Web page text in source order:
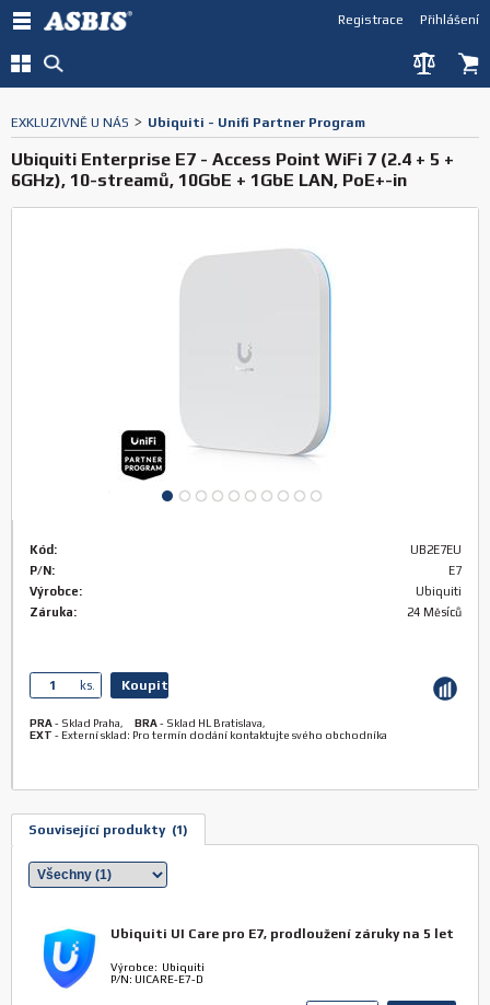
Přihlášení
Registrace
EXKLUZIVNĚ U NÁS > Ubiquiti - Unifi Partner Program
Ubiquiti Enterprise E7 - Access Point WiFi 7 (2.4 + 5 +
6GHz), 10-streamů, 10GbE + 1GbE LAN, PoE+-in
Kód:
UB2E7EU
P/N:
E7
Výrobce:
Ubiquiti
Záruka:
24 Měsíců
ks. Koupit
PRA- Sklad Praha, BRA- Sklad HL Bratislava,
EXT - Externí sklad: Pro termín dodání kontaktujte svého obchodníka
Související produkty (1)
Ubiquiti UI Care pro E7, prodloužení záruky na 5 let
Výrobce: Ubiquiti
P/N: UICARE-E7-D